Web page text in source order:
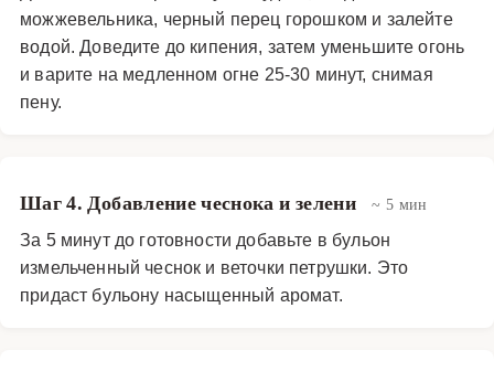
можжевельника, черный перец горошком и залейте
водой. Доведите до кипения, затем уменьшите огонь
и варите на медленном огне 25-30 минут, снимая
пену.
Шаг 4. Добавление чеснока и зелени ~ 5 мин
За 5 минут до готовности добавьте в бульон
измельченный чеснок и веточки петрушки. Это
придаст бульону насыщенный аромат.